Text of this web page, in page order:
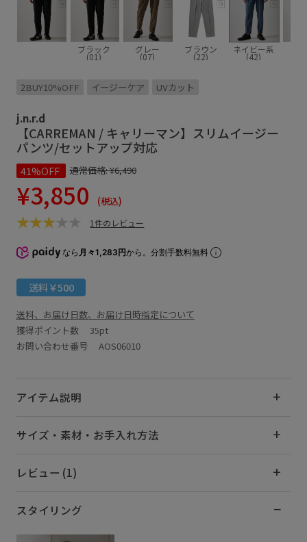
ブラック
(01)
グレー
(07)
ブラウン
(22)
ネイビー系
(42)
2BUY10%OFF イージーケア UVカット
j.n.r.d
【CARREMAN / キャリーマン】スリムイージー
パンツ/セットアップ対応
41%OFF 通常価格:¥6,490
¥3,850 (税込)
1件のレビュー
なら 月々1,283円から。分割手数料無料
送料￥500
送料、お届け日数、お届け日時指定について
獲得ポイント数 35pt
お問い合わせ番号 AOS06010
アイテム説明
サイズ・素材・お手入れ方法
レビュー (1)
スタイリング